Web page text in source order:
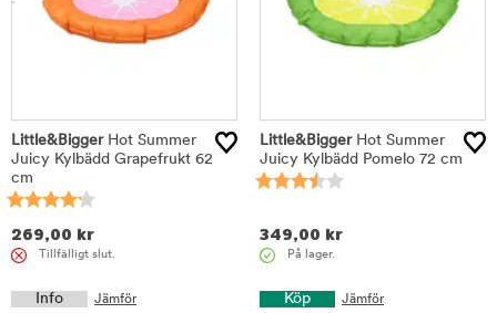
Little&BiggerHot Summer
Juicy Kylbädd Grapefrukt 62
cm
269,00 kr
Tillfälligt slut.
Info Jämför
Little&BiggerHot Summer
Juicy Kylbädd Pomelo 72 cm
349,00 kr
På lager.
Köp Jämför